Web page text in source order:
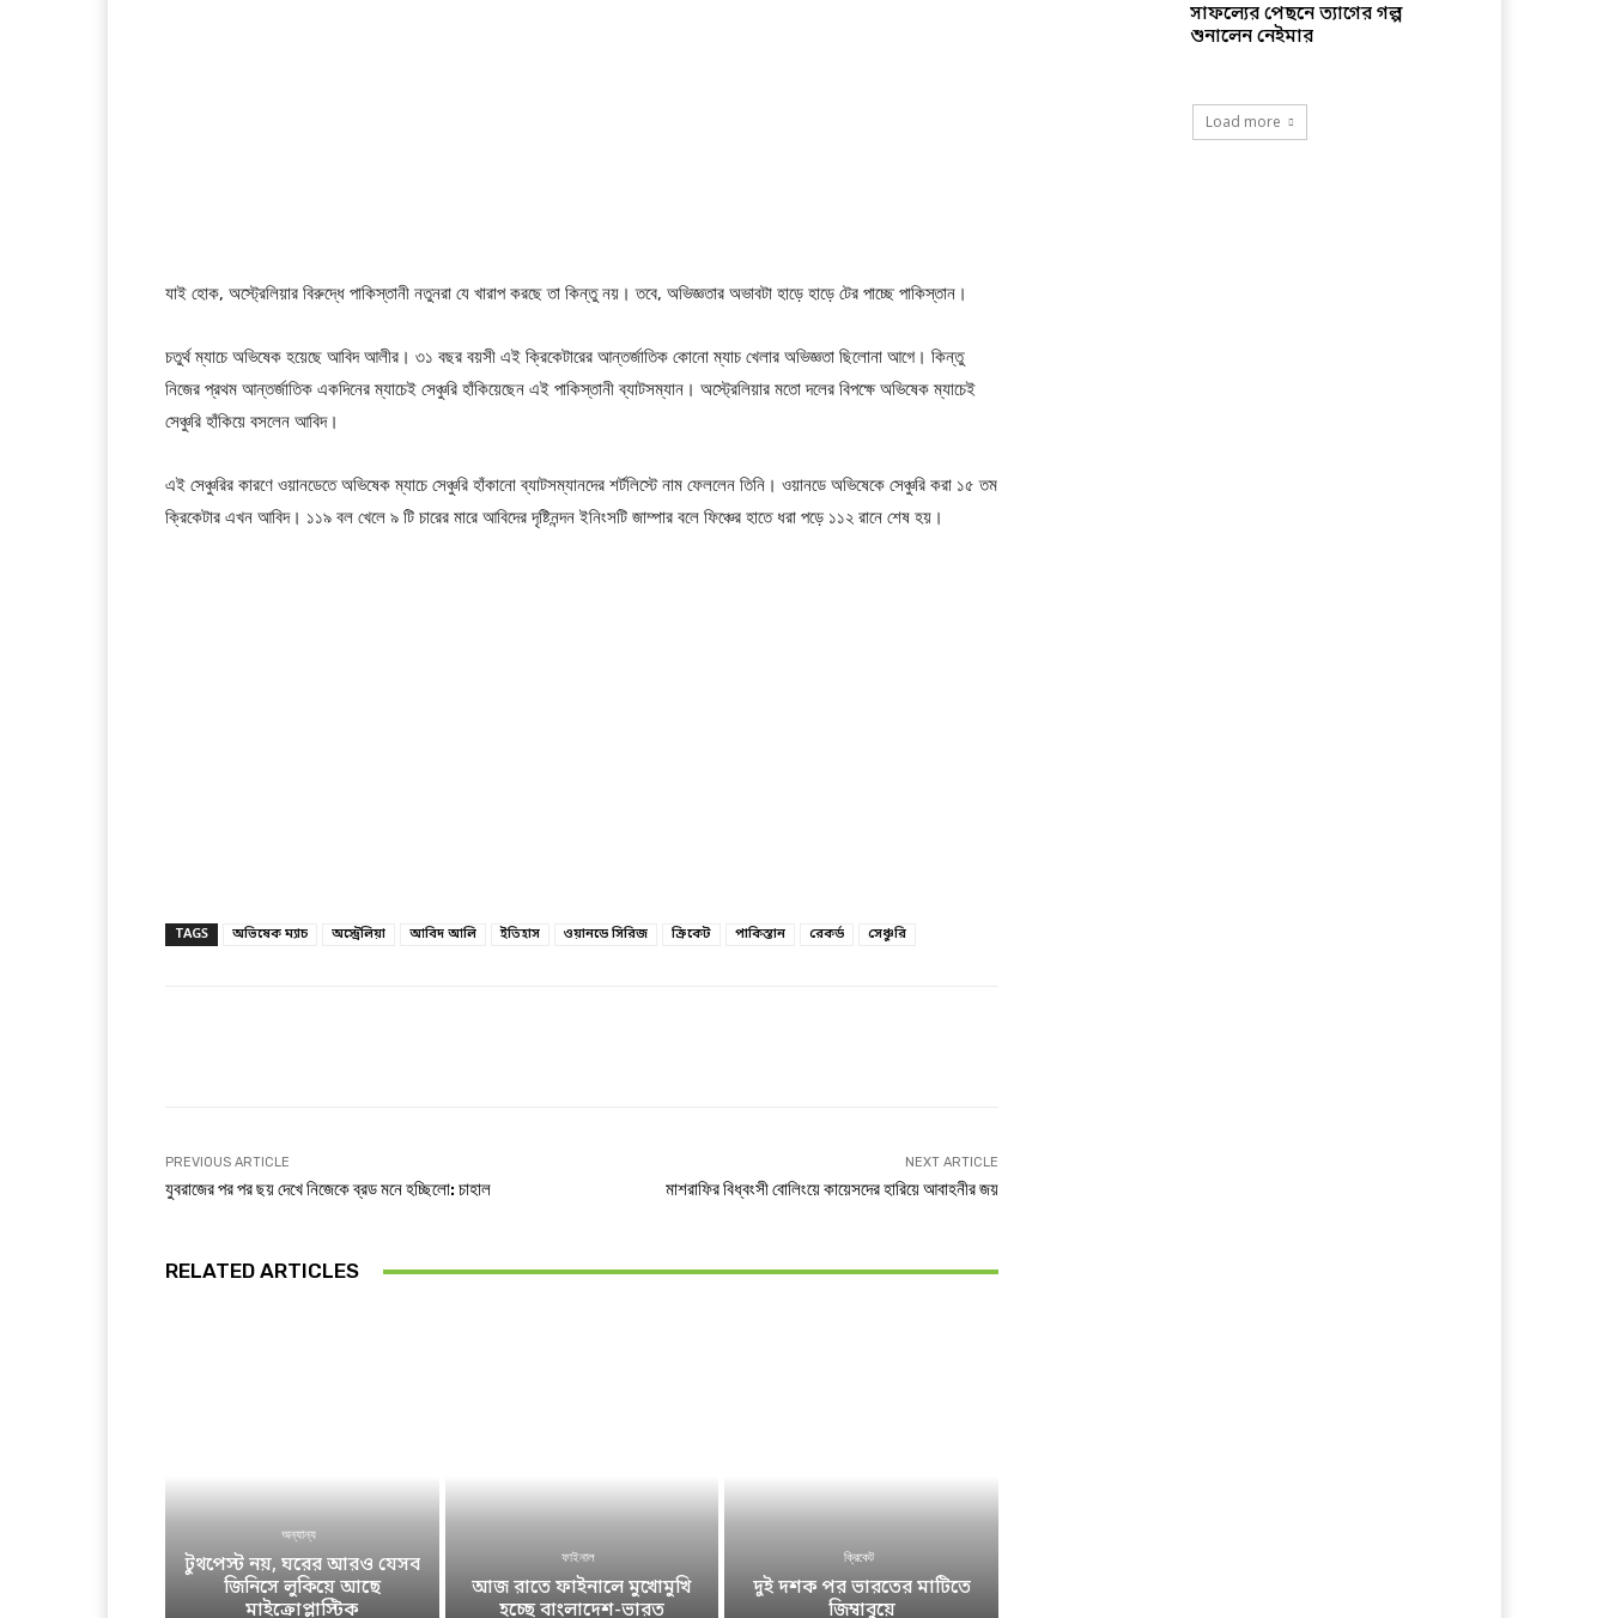
যাই হোক, অস্ট্রেলিয়ার বিরুদ্ধে পাকিস্তানী নতুনরা যে খারাপ করছে তা কিন্তু নয়। তবে, অভিজ্ঞতার অভাবটা হাড়ে হাড়ে টের পাচ্ছে পাকিস্তান।
চতুর্থ ম্যাচে অভিষেক হয়েছে আবিদ আলীর। ৩১ বছর বয়সী এই ক্রিকেটারের আন্তর্জাতিক কোনো ম্যাচ খেলার অভিজ্ঞতা ছিলোনা আগে। কিন্তু
নিজের প্রথম আন্তর্জাতিক একদিনের ম্যাচেই সেঞ্চুরি হাঁকিয়েছেন এই পাকিস্তানী ব্যাটসম্যান। অস্ট্রেলিয়ার মতো দলের বিপক্ষে অভিষেক ম্যাচেই
সেঞ্চুরি হাঁকিয়ে বসলেন আবিদ।
এই সেঞ্চুরির কারণে ওয়ানডেতে অভিষেক ম্যাচে সেঞ্চুরি হাঁকানো ব্যাটসম্যানদের শর্টলিস্টে নাম ফেললেন তিনি। ওয়ানডে অভিষেকে সেঞ্চুরি করা ১৫ তম
ক্রিকেটার এখন আবিদ। ১১৯ বল খেলে ৯ টি চারের মারে আবিদের দৃষ্টিনন্দন ইনিংসটি জাম্পার বলে ফিঞ্চের হাতে ধরা পড়ে ১১২ রানে শেষ হয়।
TAGS অভিষেক ম্যাচ অস্ট্রেলিয়া আবিদ আলি ইতিহাস ওয়ানডে সিরিজ ক্রিকেট পাকিস্তান রেকর্ড সেঞ্চুরি
PREVIOUS ARTICLE
যুবরাজের পর পর ছয় দেখে নিজেকে ব্রড মনে হচ্ছিলো: চাহাল
NEXT ARTICLE
মাশরাফির বিধ্বংসী বোলিংয়ে কায়েসদের হারিয়ে আবাহনীর জয়
RELATED ARTICLES
অন্যান্য
টুথপেস্ট নয়, ঘরের আরও যেসব
জিনিসে লুকিয়ে আছে
মাইক্রোপ্লাস্টিক
ফাইনাল
আজ রাতে ফাইনালে মুখোমুখি
হচ্ছে বাংলাদেশ-ভারত
ক্রিকেট
দুই দশক পর ভারতের মাটিতে
জিম্বাবুয়ে
সাফল্যের পেছনে ত্যাগের গল্প
শুনালেন নেইমার
Load more